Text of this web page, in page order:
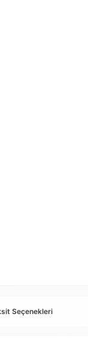
Seçenekleri